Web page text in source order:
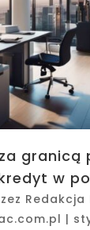
granicą
w
Redakcja
|